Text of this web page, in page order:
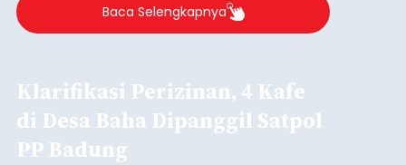
Baca Selengkapnya
Klarifikasi Perizinan, 4 Kafe
di Desa Baha Dipanggil Satpol
PP Badung